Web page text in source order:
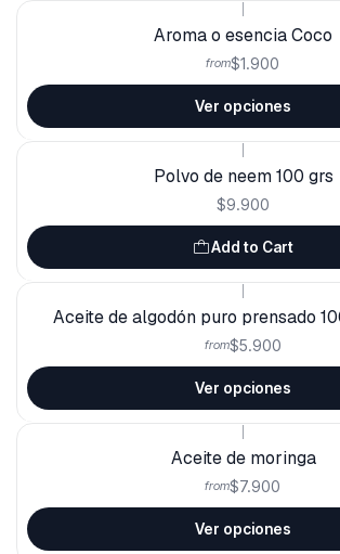
Aroma o esencia Coco
from$1.900
Ver opciones
Polvo de neem 100 grs
$9.900
Add to Cart
Aceite de algodón puro prensado
from$5.900
Ver opciones
Aceite de moringa
from$7.900
Ver opciones